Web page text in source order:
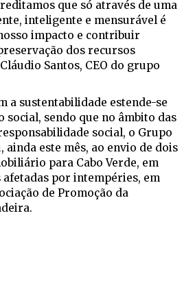
que só através de uma
inteligente e mensurável é
impacto e contribuir
dos recursos
Santos, CEO do grupo
a sustentabilidade estende-se
social, sendo que no âmbito das
social, o Grupo
ainda este mês, ao envio de dois
para Cabo Verde, em
afetadas por intempéries, em
de Promoção da